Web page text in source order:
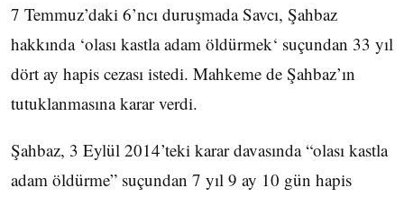
7 Temmuz’daki 6’ncı duruşmada Savcı, Şahbaz
hakkında ‘olası kastla adam öldürmek‘ suçundan 33 yıl
dört ay hapis cezası istedi. Mahkeme de Şahbaz’ın
tutuklanmasına karar verdi.
Şahbaz, 3 Eylül 2014’teki karar davasında “olası kastla
adam öldürme” suçundan 7 yıl 9 ay 10 gün hapis